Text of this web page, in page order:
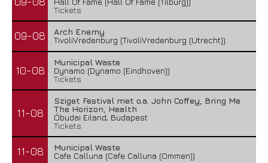
Tickets
09-08
Arch Enemy
TivoliVredenburg (TivoliVredenburg (Utrecht))
10-08
Municipal Waste
Dynamo (Dynamo (Eindhoven))
Tickets
11-08
Sziget Festival met o.a. John Coffey, Bring Me
The Horizon, Health
Óbudai Eiland, Budapest
Tickets
11-08
Municipal Waste
Cafe Calluna (Cafe Calluna (Ommen))